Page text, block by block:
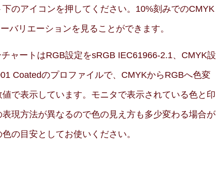
のアイコンを押してください。10%刻みでのCMYK
バリエーションを見ることができます。
ャートはRGB設定をsRGB IEC61966-2.1、CMYK設
Coatedのプロファイルで、CMYKからRGBへ色変
で表示しています。モニタで表示されている色と印
現方法が異なるので色の見え方も多少変わる場合が
の目安としてお使いください。